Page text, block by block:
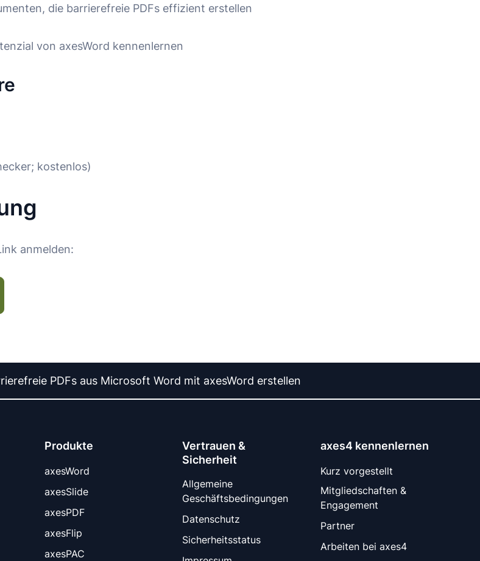
die barrierefreie PDFs effizient erstellen
von axesWord kennenlernen
; kostenlos)
anmelden:
PDFs aus Microsoft Word mit axesWord erstellen
Produkte
axesWord
axesSlide
axesPDF
axesFlip
axesPAC
Vertrauen &
Sicherheit
Allgemeine
Geschäftsbedingungen
Datenschutz
Sicherheitsstatus
axes4 kennenlernen
Kurz vorgestellt
Mitgliedschaften &
Engagement
Partner
Arbeiten bei axes4